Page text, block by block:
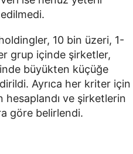
10 bin üzeri, 1-
grup içinde şirketler,
büyükten küçüğe
Ayrıca her kriter için
hesaplandı ve şirketlerin
göre belirlendi.